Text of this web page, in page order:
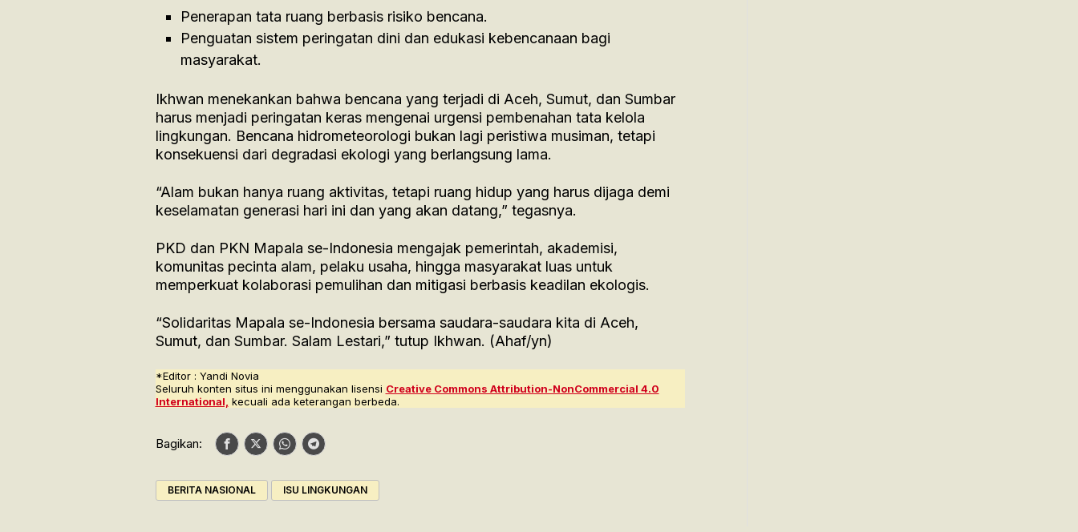
Penerapan tata ruang berbasis risiko bencana.
Penguatan sistem peringatan dini dan edukasi kebencanaan bagi
masyarakat.
Ikhwan menekankan bahwa bencana yang terjadi di Aceh, Sumut, dan Sumbar
harus menjadi peringatan keras mengenai urgensi pembenahan tata kelola
lingkungan. Bencana hidrometeorologi bukan lagi peristiwa musiman, tetapi
konsekuensi dari degradasi ekologi yang berlangsung lama.
“Alam bukan hanya ruang aktivitas, tetapi ruang hidup yang harus dijaga demi
keselamatan generasi hari ini dan yang akan datang,” tegasnya.
PKD dan PKN Mapala se-Indonesia mengajak pemerintah, akademisi,
komunitas pecinta alam, pelaku usaha, hingga masyarakat luas untuk
memperkuat kolaborasi pemulihan dan mitigasi berbasis keadilan ekologis.
“Solidaritas Mapala se-Indonesia bersama saudara-saudara kita di Aceh,
Sumut, dan Sumbar. Salam Lestari,” tutup Ikhwan. (Ahaf/yn)
*Editor : Yandi Novia
Seluruh konten situs ini menggunakan lisensi Creative Commons Attribution-NonCommercial 4.0
International, kecuali ada keterangan berbeda.
Bagikan:
BERITA NASIONAL ISU LINGKUNGAN